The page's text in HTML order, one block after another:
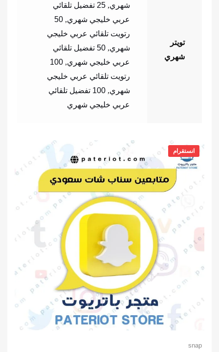
تويتر
شهري
شهري,
25 تفضيل تلقائي
عربي خليجي شهري,
50
رتويت تلقائي عربي خليجي
شهري,
50 تفضيل تلقائي
عربي خليجي شهري,
100
رتويت تلقائي عربي خليجي
شهري,
100 تفضيل تلقائي
عربي خليجي شهري
انستقرام
snap